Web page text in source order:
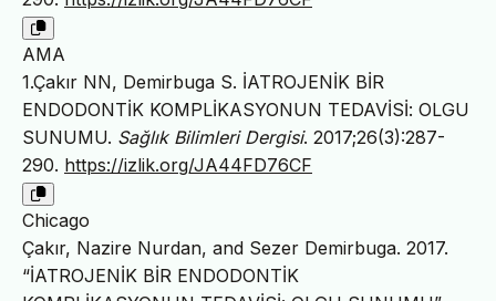
AMA
1.Çakır NN, Demirbuga S. İATROJENİK BİR
ENDODONTİK KOMPLİKASYONUN TEDAVİSİ: OLGU
SUNUMU. Sağlık Bilimleri Dergisi. 2017;26(3):287-
290. https://izlik.org/JA44FD76CF
Chicago
Çakır, Nazire Nurdan, and Sezer Demirbuga. 2017.
“İATROJENİK BİR ENDODONTİK